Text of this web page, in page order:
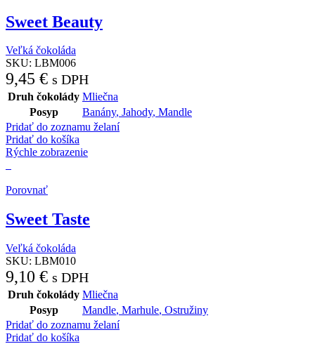
Sweet Beauty
Veľká čokoláda
SKU: LBM006
9,45 € s DPH
Druh čokolády Mliečna
Posyp
Banány, Jahody, Mandle
Pridať do zoznamu želaní
Pridať do košíka
Rýchle zobrazenie
Porovnať
Sweet Taste
Veľká čokoláda
SKU: LBM010
9,10 € s DPH
Druh čokolády Mliečna
Posyp
Mandle, Marhule, Ostružiny
Pridať do zoznamu želaní
Pridať do košíka